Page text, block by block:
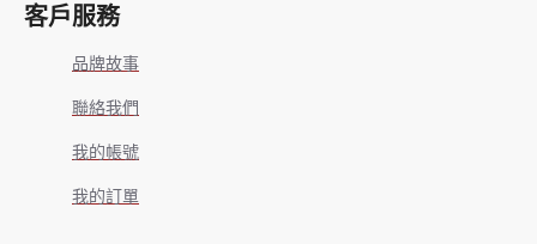
客戶服務
品牌故事
聯絡我們
我的帳號
我的訂單